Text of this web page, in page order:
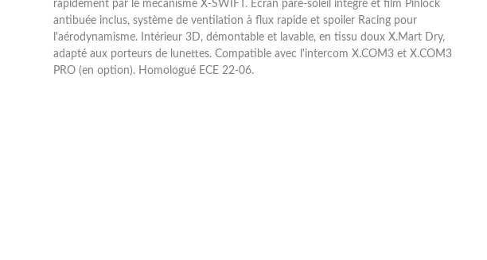
rapidement par le mécanisme X-SWIFT. Écran pare-soleil intégré et film Pinlock
antibuée inclus, système de ventilation à flux rapide et spoiler Racing pour
l'aérodynamisme. Intérieur 3D, démontable et lavable, en tissu doux X.Mart Dry,
adapté aux porteurs de lunettes. Compatible avec l'intercom X.COM3 et X.COM3
PRO (en option). Homologué ECE 22-06.